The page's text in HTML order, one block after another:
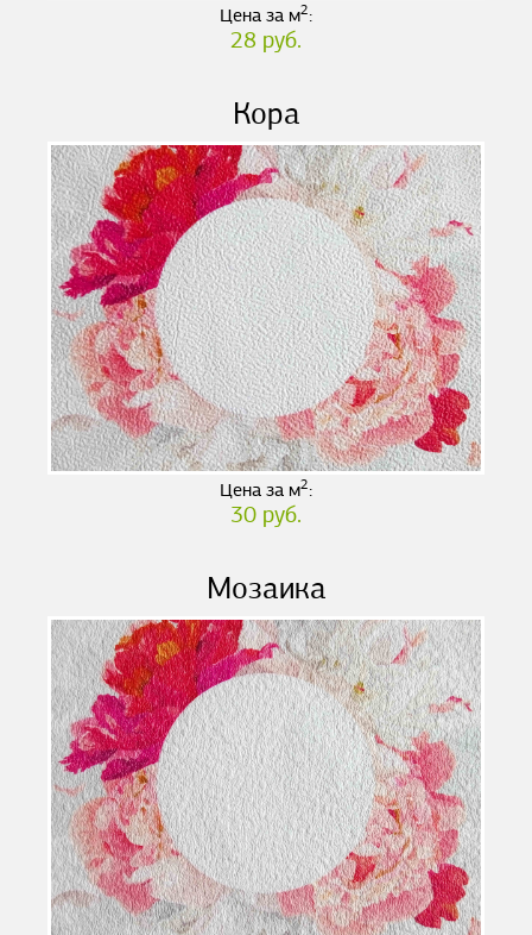
Цена за м2:
28 руб.
Кора
Цена за м2:
30 руб.
Мозаика